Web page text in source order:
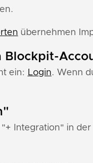
übernehmen
Blockpit-
ein: Login. Wenn
Integration" in der